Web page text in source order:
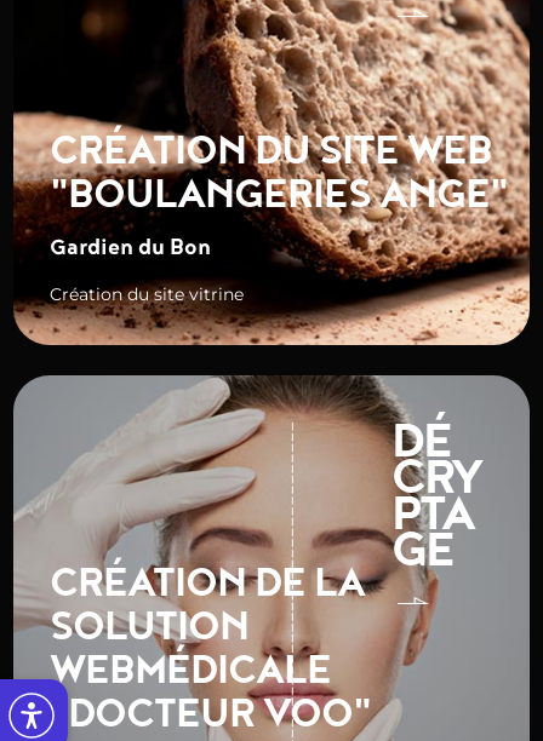
CRÉATION DU SITE WEB
"BOULANGERIES ANGE"
Gardien du Bon
Création du site vitrine
DÉ
CRY
PTA
GE
CRÉATION DE LA
SOLUTION
WEBMÉDICALE
"DOCTEUR VOO"